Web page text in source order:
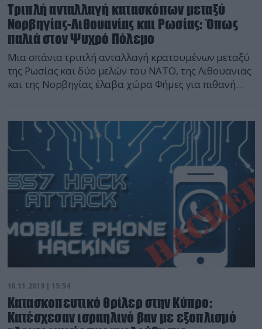
Τριπλή ανταλλαγή κατασκόπων μεταξύ
Νορβηγίας-Λιθουανίας και Ρωσίας: Όπως
παλιά στον Ψυχρό Πόλεμο
Μια σπάνια τριπλή ανταλλαγή κρατουμένων μεταξύ
της Ρωσίας και δύο μελών του ΝΑΤΟ, της Λιθουανιας
και της Νορβηγίας έλαβα χώρα Φήμες για πιθανή
Πάντως οι τρεις κυβερνήσεις είτε είχαν διαψεύσει τις
φήμες είτε είχαν αρνηθεί να σχολιάσουν εκείνη την
περίοδο. Τώρα αποκαλύπτεται ότι […]
16.11.2019 | 15:54
Κατασκοπευτικό θρίλερ στην Κύπρο:
Κατέσχεσαν ισραηλινό βαν με εξοπλισμό